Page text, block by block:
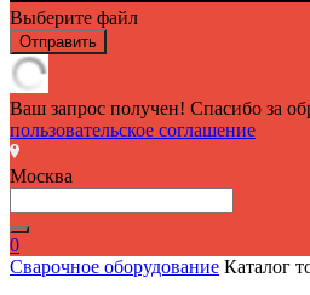
Выберите файл
Отправить
Ваш запрос получен! Спасибо за
пользовательское соглашение
Москва
0
Сварочное оборудование Каталог